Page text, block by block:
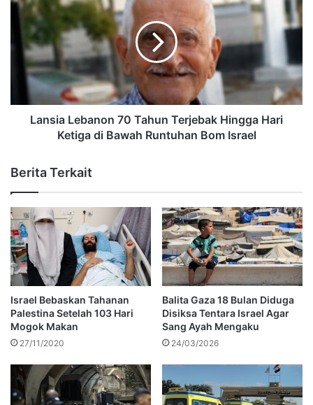
Lansia Lebanon 70 Tahun Terjebak Hingga Hari
Ketiga di Bawah Runtuhan Bom Israel
Berita Terkait
Israel Bebaskan Tahanan
Palestina Setelah 103 Hari
Mogok Makan
27/11/2020
Balita Gaza 18 Bulan Diduga
Disiksa Tentara Israel Agar
Sang Ayah Mengaku
24/03/2026